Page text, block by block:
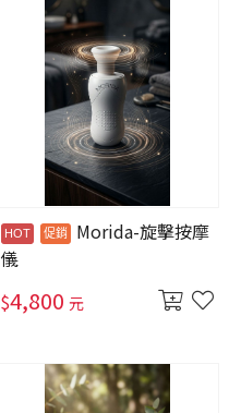
Morida-旋擊按摩
儀
$4,800元